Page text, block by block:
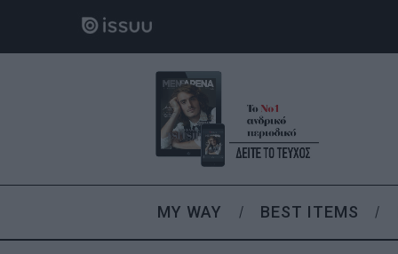
MY WAY BEST ITEMS